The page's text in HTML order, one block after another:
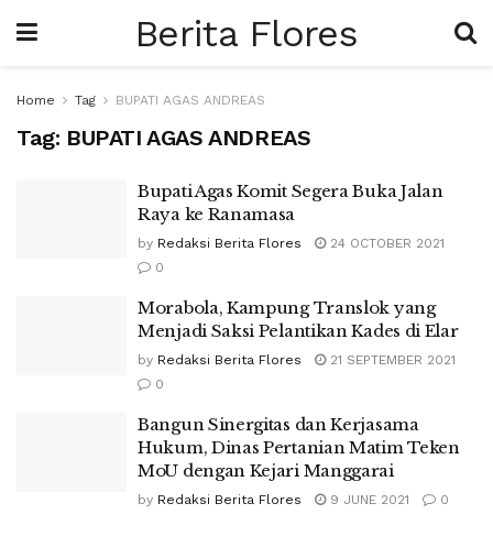
Berita Flores
Home Tag BUPATI AGAS ANDREAS
Tag: BUPATI AGAS ANDREAS
Bupati Agas Komit Segera Buka Jalan
Raya ke Ranamasa
by Redaksi Berita Flores
24 OCTOBER 2021
0
Morabola, Kampung Translok yang
Menjadi Saksi Pelantikan Kades di Elar
by Redaksi Berita Flores
21 SEPTEMBER 2021
0
Bangun Sinergitas dan Kerjasama
Hukum, Dinas Pertanian Matim Teken
MoU dengan Kejari Manggarai
by Redaksi Berita Flores 9 JUNE 2021 0